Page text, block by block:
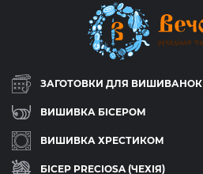
ЗАГОТОВКИ ДЛЯ ВИШИВАНОК
ВИШИВКА БІСЕРОМ
ВИШИВКА ХРЕСТИКОМ
БІСЕР PRECIOSA (ЧЕХІЯ)